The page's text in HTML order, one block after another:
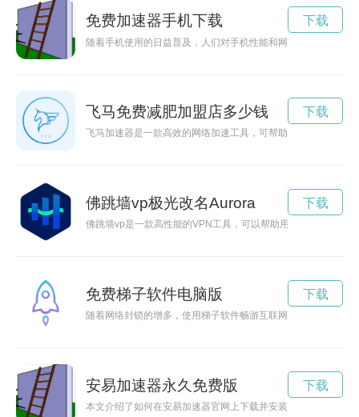
免费加速器手机下载
随着手机使用的日益普及，人们对手机性能和网络速度的要求
下载
飞马免费减肥加盟店多少钱
飞马加速器是一款高效的网络加速工具，可帮助用户在互联网
下载
佛跳墙vp极光改名Aurora
佛跳墙vp是一款高性能的VPN工具，可以帮助用户在网络世界
下载
免费梯子软件电脑版
随着网络封锁的增多，使用梯子软件畅游互联网是人们获取信
下载
安易加速器永久免费版
本文介绍了如何在安易加速器官网上下载并安装该软件，帮助
下载